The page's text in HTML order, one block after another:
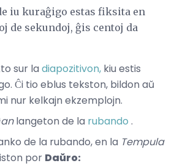
iu kuraĝigo estas fiksita en
de sekundoj, ĝis centoj da
sur la diapozitivon, kiu estis
Ĉi tio eblus tekston, bildon aŭ
nur kelkajn ekzemplojn.
langeton de la rubando .
de la rubando, en la Tempula
por Daŭro: